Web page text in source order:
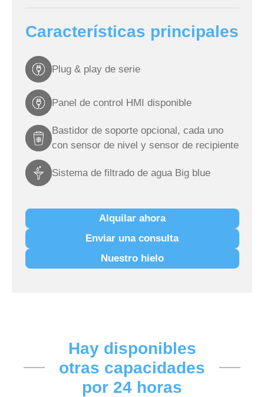
Características principales
Plug & play de serie
Panel de control HMI disponible
Bastidor de soporte opcional, cada uno
con sensor de nivel y sensor de recipiente
Sistema de filtrado de agua Big blue
Alquilar ahora
Enviar una consulta
Nuestro hielo
Hay disponibles
otras capacidades
por 24 horas